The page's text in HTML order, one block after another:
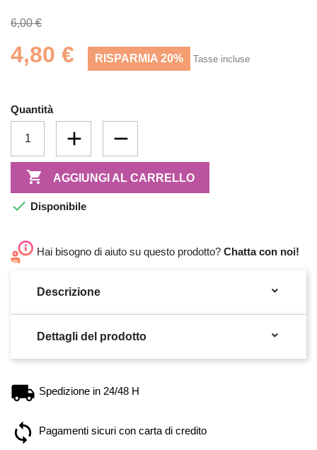
6,00 €
4,80 € RISPARMIA 20% Tasse incluse
Quantità
 AGGIUNGI AL CARRELLO
 Disponibile
Hai bisogno di aiuto su questo prodotto? Chatta con noi!
Descrizione 
Dettagli del prodotto 
Spedizione in 24/48 H
Pagamenti sicuri con carta di credito